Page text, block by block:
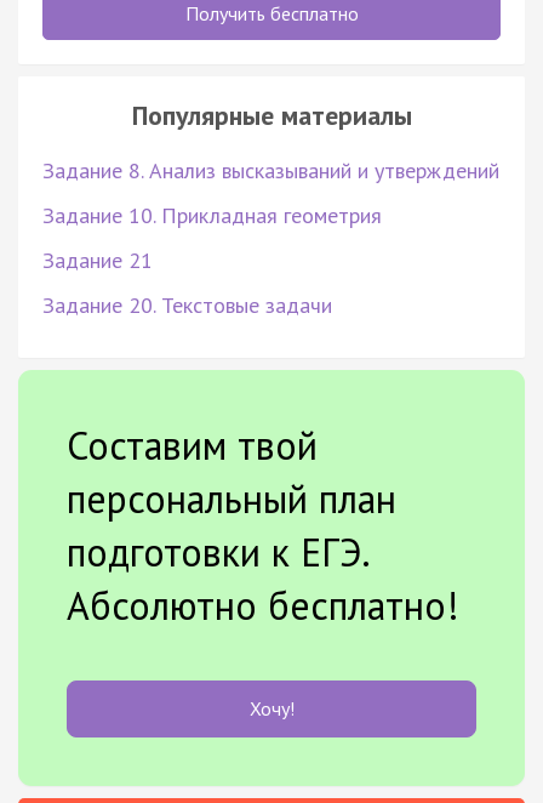
Получить бесплатно
Популярные материалы
Задание 8. Анализ высказываний и утверждений
Задание 10. Прикладная геометрия
Задание 21
Задание 20. Текстовые задачи
Составим твой
персональный план
подготовки к ЕГЭ.
Абсолютно бесплатно!
Хочу!